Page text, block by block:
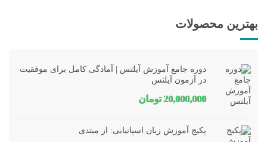
بهترین محصولات
دوره جامع آموزش آیلتس | آمادگی کامل برای موفقیت
در آزمون آیلتس
20,000,000 تومان
پکیج آموزش زبان اسپانیایی: از مبتدی